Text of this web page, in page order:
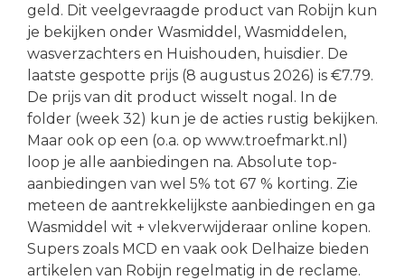
geld. Dit veelgevraagde product van Robijn kun
je bekijken onder Wasmiddel, Wasmiddelen,
wasverzachters en Huishouden, huisdier. De
laatste gespotte prijs (8 augustus 2026) is €7.79.
De prijs van dit product wisselt nogal. In de
folder (week 32) kun je de acties rustig bekijken.
Maar ook op een (o.a. op www.troefmarkt.nl)
loop je alle aanbiedingen na. Absolute top-
aanbiedingen van wel 5% tot 67 % korting. Zie
meteen de aantrekkelijkste aanbiedingen en ga
Wasmiddel wit + vlekverwijderaar online kopen.
Supers zoals MCD en vaak ook Delhaize bieden
artikelen van Robijn regelmatig in de reclame.